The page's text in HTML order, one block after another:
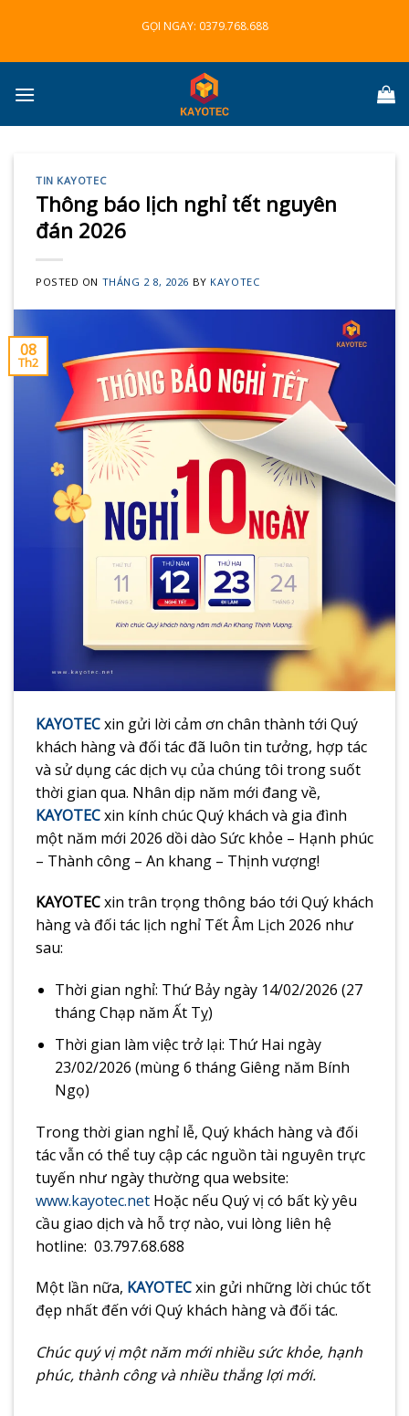
GỌI NGAY: 0379.768.688
TIN KAYOTEC
Thông báo lịch nghỉ tết nguyên
đán 2026
POSTED ON THÁNG 2 8, 2026 BY KAYOTEC
08
Th2
KAYOTECxin gửi lời cảm ơn chân thành tới Quý
khách hàng và đối tác đã luôn tin tưởng, hợp tác
và sử dụng các dịch vụ của chúng tôi trong suốt
thời gian qua. Nhân dịp năm mới đang về,
KAYOTECxin kính chúc Quý khách và gia đình
một năm mới 2026 dồi dào Sức khỏe – Hạnh phúc
– Thành công – An khang – Thịnh vượng!
KAYOTECxin trân trọng thông báo tới Quý khách
hàng và đối tác lịch nghỉ Tết Âm Lịch 2026 như
sau:
Thời gian nghỉ: Thứ Bảy ngày 14/02/2026 (27
tháng Chạp năm Ất Tỵ)
Thời gian làm việc trở lại: Thứ Hai ngày
23/02/2026 (mùng 6 tháng Giêng năm Bính
Ngọ)
Trong thời gian nghỉ lễ, Quý khách hàng và đối
tác vẫn có thể tuy cập các nguồn tài nguyên trực
tuyến như ngày thường qua website:
www.kayotec.net Hoặc nếu Quý vị có bất kỳ yêu
cầu giao dịch và hỗ trợ nào, vui lòng liên hệ
hotline: 03.797.68.688
Một lần nữa, KAYOTECxin gửi những lời chúc tốt
đẹp nhất đến với Quý khách hàng và đối tác.
Chúc quý vị một năm mới nhiều sức khỏe, hạnh
phúc, thành công và nhiều thắng lợi mới.